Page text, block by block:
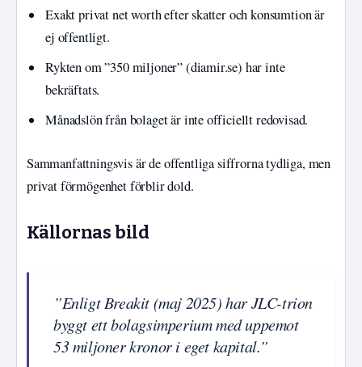
Exakt privat net worth efter skatter och konsumtion är
ej offentligt.
Rykten om ”350 miljoner” (diamir.se) har inte
bekräftats.
Månadslön från bolaget är inte officiellt redovisad.
Sammanfattningsvis är de offentliga siffrorna tydliga, men
privat förmögenhet förblir dold.
Källornas bild
”Enligt Breakit (maj 2025) har JLC-trion
byggt ett bolagsimperium med uppemot
53 miljoner kronor i eget kapital.”